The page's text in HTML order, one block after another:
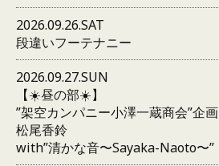
2026.09.26.SAT
段違いフーテナニー
2026.09.27.SUN
【☀️昼の部☀️】
”架空カンパニー小澤一蔵商会”企画
松尾香鈴
with”清かな音〜Sayaka-Naoto〜”